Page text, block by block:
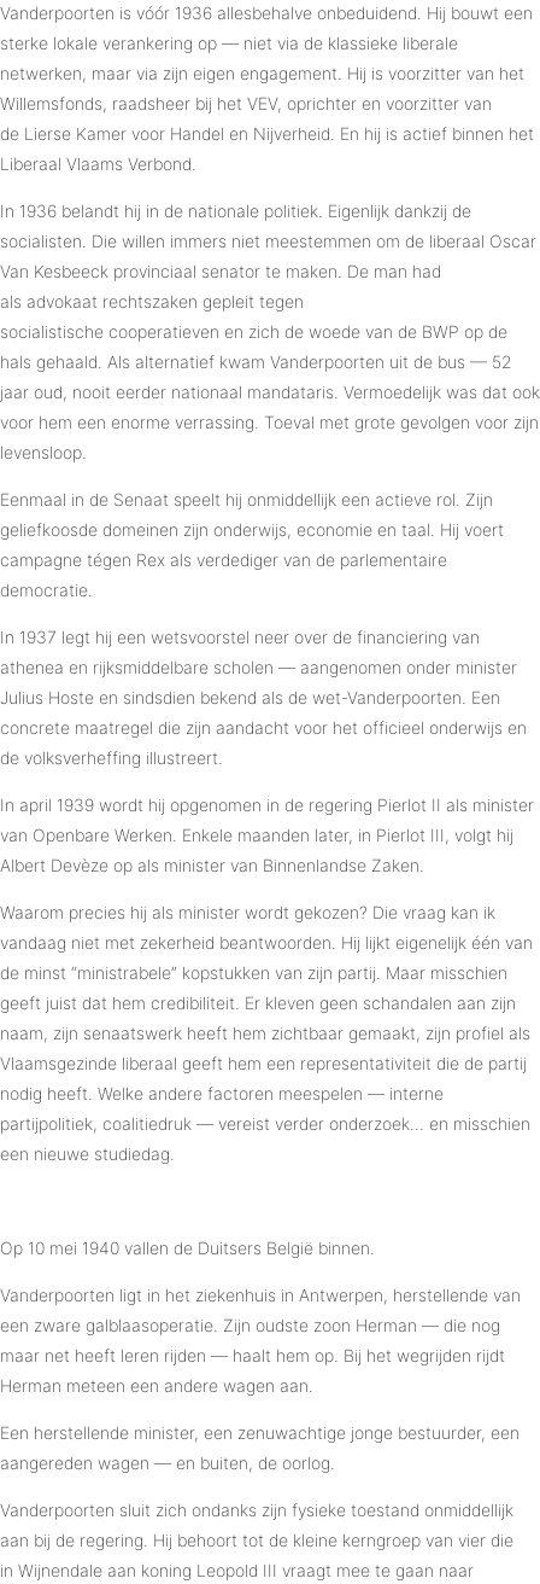
Vanderpoorten is vóór 1936 allesbehalve onbeduidend. Hij bouwt een
sterke lokale verankering op — niet via de klassieke liberale
netwerken, maar via zijn eigen engagement. Hij is voorzitter van het
Willemsfonds, raadsheer bij het VEV, oprichter en voorzitter van
de Lierse Kamer voor Handel en Nijverheid. En hij is actief binnen het
Liberaal Vlaams Verbond.
In 1936 belandt hij in de nationale politiek. Eigenlijk dankzij de
socialisten. Die willen immers niet meestemmen om de liberaal Oscar
Van Kesbeeck provinciaal senator te maken. De man had
als advokaat rechtszaken gepleit tegen
socialistische cooperatieven en zich de woede van de BWP op de
hals gehaald. Als alternatief kwam Vanderpoorten uit de bus — 52
jaar oud, nooit eerder nationaal mandataris. Vermoedelijk was dat ook
voor hem een enorme verrassing. Toeval met grote gevolgen voor zijn
levensloop.
Eenmaal in de Senaat speelt hij onmiddellijk een actieve rol. Zijn
geliefkoosde domeinen zijn onderwijs, economie en taal. Hij voert
campagne tégen Rex als verdediger van de parlementaire
democratie.
In 1937 legt hij een wetsvoorstel neer over de financiering van
athenea en rijksmiddelbare scholen — aangenomen onder minister
Julius Hoste en sindsdien bekend als de wet-Vanderpoorten. Een
concrete maatregel die zijn aandacht voor het officieel onderwijs en
de volksverheffing illustreert.
In april 1939 wordt hij opgenomen in de regering Pierlot II als minister
van Openbare Werken. Enkele maanden later, in Pierlot III, volgt hij
Albert Devèze op als minister van Binnenlandse Zaken.
Waarom precies hij als minister wordt gekozen? Die vraag kan ik
vandaag niet met zekerheid beantwoorden. Hij lijkt eigenelijk één van
de minst “ministrabele” kopstukken van zijn partij. Maar misschien
geeft juist dat hem credibiliteit. Er kleven geen schandalen aan zijn
naam, zijn senaatswerk heeft hem zichtbaar gemaakt, zijn profiel als
Vlaamsgezinde liberaal geeft hem een representativiteit die de partij
nodig heeft. Welke andere factoren meespelen — interne
partijpolitiek, coalitiedruk — vereist verder onderzoek… en misschien
een nieuwe studiedag.
Op 10 mei 1940 vallen de Duitsers België binnen.
Vanderpoorten ligt in het ziekenhuis in Antwerpen, herstellende van
een zware galblaasoperatie. Zijn oudste zoon Herman — die nog
maar net heeft leren rijden — haalt hem op. Bij het wegrijden rijdt
Herman meteen een andere wagen aan.
Een herstellende minister, een zenuwachtige jonge bestuurder, een
aangereden wagen — en buiten, de oorlog.
Vanderpoorten sluit zich ondanks zijn fysieke toestand onmiddellijk
aan bij de regering. Hij behoort tot de kleine kerngroep van vier die
in Wijnendale aan koning Leopold III vraagt mee te gaan naar